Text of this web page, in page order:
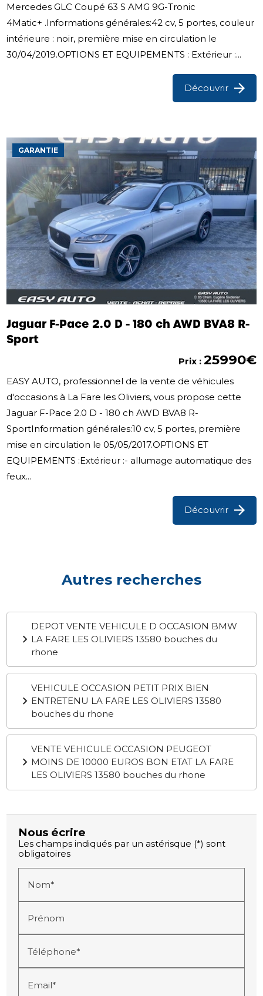
Mercedes GLC Coupé 63 S AMG 9G-Tronic
4Matic+ .Informations générales:42 cv, 5 portes, couleur
intérieure : noir, première mise en circulation le
30/04/2019.OPTIONS ET EQUIPEMENTS : Extérieur :...
Découvrir
GARANTIE
Jaguar F-Pace 2.0 D - 180 ch AWD BVA8 R-
Sport
Prix : 25990€
EASY AUTO, professionnel de la vente de véhicules
d'occasions à La Fare les Oliviers, vous propose cette
Jaguar F-Pace 2.0 D - 180 ch AWD BVA8 R-
SportInformation générales:10 cv, 5 portes, première
mise en circulation le 05/05/2017.OPTIONS ET
EQUIPEMENTS :Extérieur :- allumage automatique des
feux...
Découvrir
Autres recherches
DEPOT VENTE VEHICULE D OCCASION BMW
LA FARE LES OLIVIERS 13580 bouches du
rhone
VEHICULE OCCASION PETIT PRIX BIEN
ENTRETENU LA FARE LES OLIVIERS 13580
bouches du rhone
VENTE VEHICULE OCCASION PEUGEOT
MOINS DE 10000 EUROS BON ETAT LA FARE
LES OLIVIERS 13580 bouches du rhone
Nous écrire
Les champs indiqués par un astérisque (*) sont
obligatoires
Nom*
Prénom
Téléphone*
Email*